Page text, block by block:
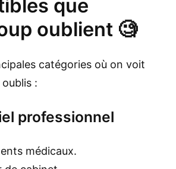
que
oublient 🧐
catégories où on voit
:
professionnel
médicaux.